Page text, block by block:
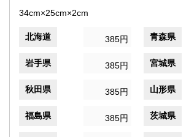
34cm×25cm×2cm
北海道 385円 青森県
岩手県 385円 宮城県
秋田県 385円 山形県
福島県 385円 茨城県